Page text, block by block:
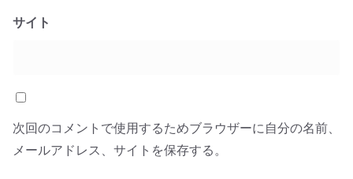
サイト
次回のコメントで使用するためブラウザーに自分の名前、
メールアドレス、サイトを保存する。